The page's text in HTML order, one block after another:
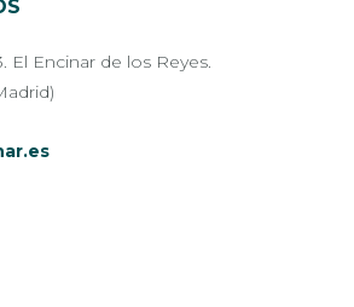
El Encinar de los Reyes.